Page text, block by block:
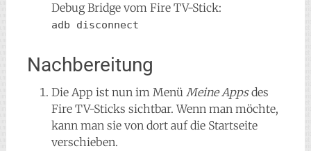
Debug Bridge vom Fire TV-Stick:
adb disconnect
Nachbereitung
Die App ist nun im Menü Meine Appsdes
Fire TV-Sticks sichtbar. Wenn man möchte,
kann man sie von dort auf die Startseite
verschieben.